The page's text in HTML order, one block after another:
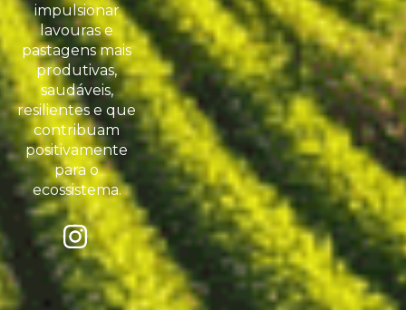
impulsionar
lavouras e
pastagens mais
produtivas,
saudáveis,
resilientes e que
contribuam
positivamente
para o
ecossistema.